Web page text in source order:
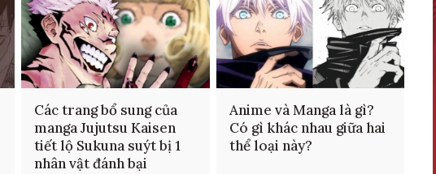
Các trang bổ sung của
manga Jujutsu Kaisen
tiết lộ Sukuna suýt bị 1
nhân vật đánh bại
Anime và Manga là gì?
Có gì khác nhau giữa hai
thể loại này?